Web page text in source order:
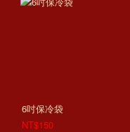
6吋保冷袋
NT$150